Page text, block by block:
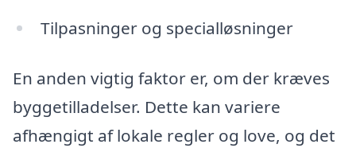
Tilpasninger og specialløsninger
En anden vigtig faktor er, om der kræves
byggetilladelser. Dette kan variere
afhængigt af lokale regler og love, og det